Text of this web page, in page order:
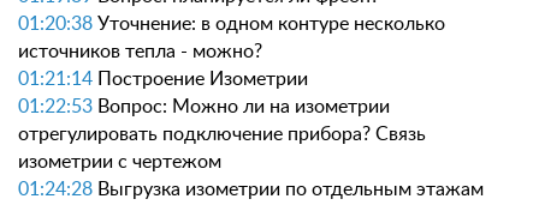
01:20:38 Уточнение: в одном контуре несколько
источников тепла - можно?
01:21:14 Построение Изометрии
01:22:53 Вопрос: Можно ли на изометрии
отрегулировать подключение прибора? Связь
изометрии с чертежом
01:24:28 Выгрузка изометрии по отдельным этажам